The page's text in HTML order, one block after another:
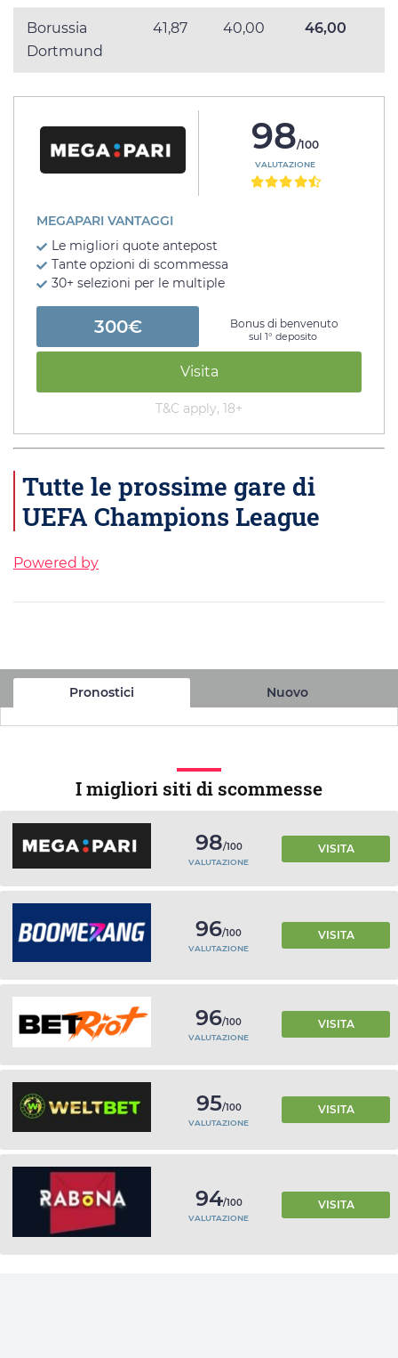
Borussia
Dortmund
41,87 40,00 46,00
98/100
VALUTAZIONE
MEGAPARI VANTAGGI
Le migliori quote antepost
Tante opzioni di scommessa
30+ selezioni per le multiple
300€ Bonus di benvenuto
sul 1° deposito
Visita
T&C apply, 18+
Tutte le prossime gare di
UEFA Champions League
Powered by
Pronostici Nuovo
I migliori siti di scommesse
98/100
VALUTAZIONE
VISITA
96/100
VALUTAZIONE
VISITA
96/100
VALUTAZIONE
VISITA
95/100
VALUTAZIONE
VISITA
94/100
VALUTAZIONE
VISITA